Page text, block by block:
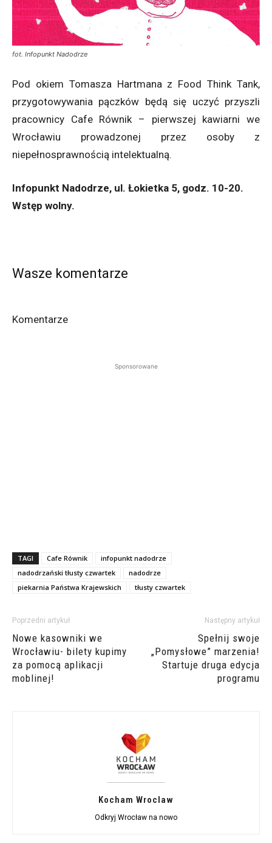
fot. Infopunkt Nadodrze
Pod okiem Tomasza Hartmana z Food Think Tank,
przygotowywania pączków będą się uczyć przyszli
pracownicy Cafe Równik – pierwszej kawiarni we
Wrocławiu prowadzonej przez osoby z
niepełnosprawnością intelektualną.
Infopunkt Nadodrze, ul. Łokietka 5, godz. 10-20.
Wstęp wolny.
Wasze komentarze
Komentarze
Sponsorowane
TAGI Cafe Równik
infopunkt nadodrze
nadodrzański tłusty czwartek
nadodrze
piekarnia Państwa Krajewskich
tłusty czwartek
Poprzedni artykuł
Nowe kasowniki we
Wrocławiu- bilety kupimy
za pomocą aplikacji
moblinej!
Następny artykuł
Spełnij swoje
„Pomysłowe” marzenia!
Startuje druga edycja
programu
Kocham Wroclaw
Odkryj Wrocław na nowo